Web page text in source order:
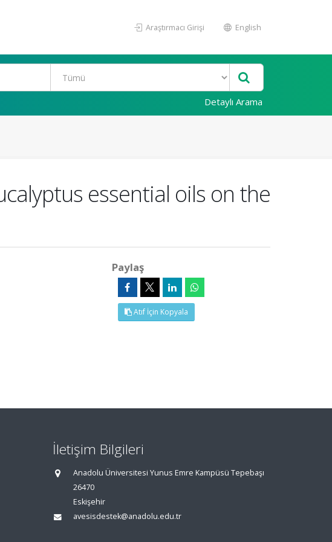
Araştırmacı Girişi English
Detaylı Arama
essential oils on the
Paylaş
Atıf İçin Kopyala
İletişim Bilgileri
Anadolu Üniversitesi Yunus Emre Kampüsü Tepebaşı
26470
Eskişehir
avesisdestek@anadolu.edu.tr